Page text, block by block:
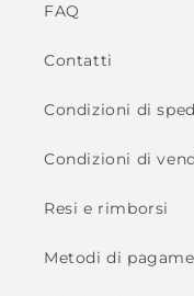
FAQ
Contatti
Condizioni di
Condizioni di
Resi e rimborsi
Metodi di